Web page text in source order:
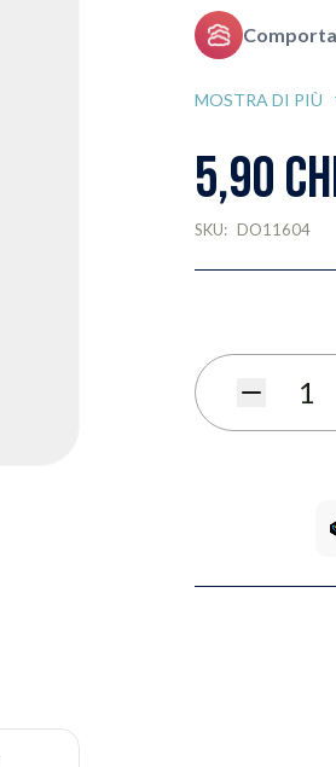
MOSTRA DI PIÙ
5,90
SKU: DO11604
Quantità